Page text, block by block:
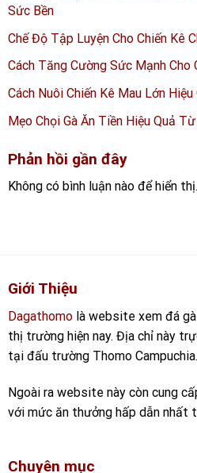
Sức Bền
Chế Độ Tập Luyện Cho Chiến Kê
Cách Tăng Cường Sức Mạnh Cho
Cách Nuôi Chiến Kê Mau Lớn
Mẹo Chọi Gà Ăn Tiền Hiệu Quả
Phản hồi gần đây
Không có bình luận nào để hiển thị.
Giới Thiệu
Dagathomo là website xem đá
thị trường hiện nay. Địa chỉ này
tại đấu trường Thomo Campuchia.
Ngoài ra website này còn cung
với mức ăn thưởng hấp dẫn nhất
Chuyên mục